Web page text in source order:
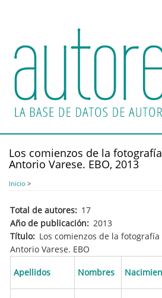
principal
Los comienzos de la
Antorio Varese. EBO, 2013
Inicio >
Total de autores
17
Año de publicación
2013
Título
Los comienzos de la
Antorio Varese. EBO
Apellidos Nombres